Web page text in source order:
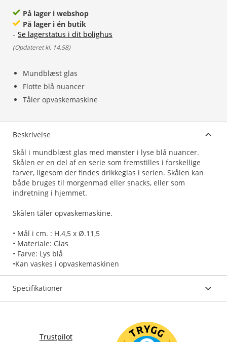
Mundblæst glas
Flotte blå nuancer
Tåler opvaskemaskine
På lager i webshop
På lager i én butik
- Se lagerstatus i dit bolighus
(Opdateret kl. 14.58)
Beskrivelse
Skål i mundblæst glas med mønster i lyse blå nuancer.
Skålen er en del af en serie som fremstilles i forskellige
farver, ligesom der findes drikkeglas i serien. Skålen kan
både bruges til morgenmad eller snacks, eller som
indretning i hjemmet.
Skålen tåler opvaskemaskine.
• Mål i cm. : H.4,5 x Ø.11,5
• Materiale: Glas
• Farve: Lys blå
•Kan vaskes i opvaskemaskinen
Specifikationer
Trustpilot